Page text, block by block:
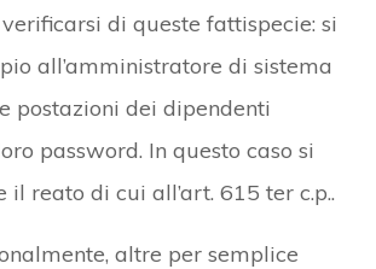
di queste fattispecie: si
all’amministratore di sistema
postazioni dei dipendenti
password. In questo caso si
il reato di cui all’art. 615 ter c.p..
altre per semplice